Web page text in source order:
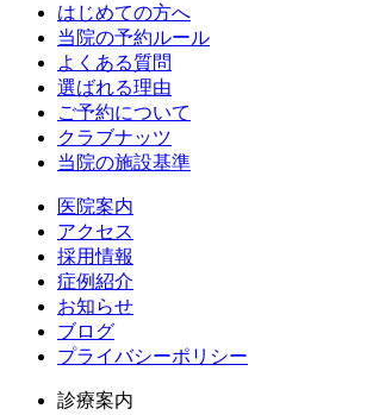
はじめての方へ
当院の予約ルール
よくある質問
選ばれる理由
ご予約について
クラブナッツ
当院の施設基準
医院案内
アクセス
採用情報
症例紹介
お知らせ
ブログ
プライバシーポリシー
診療案内